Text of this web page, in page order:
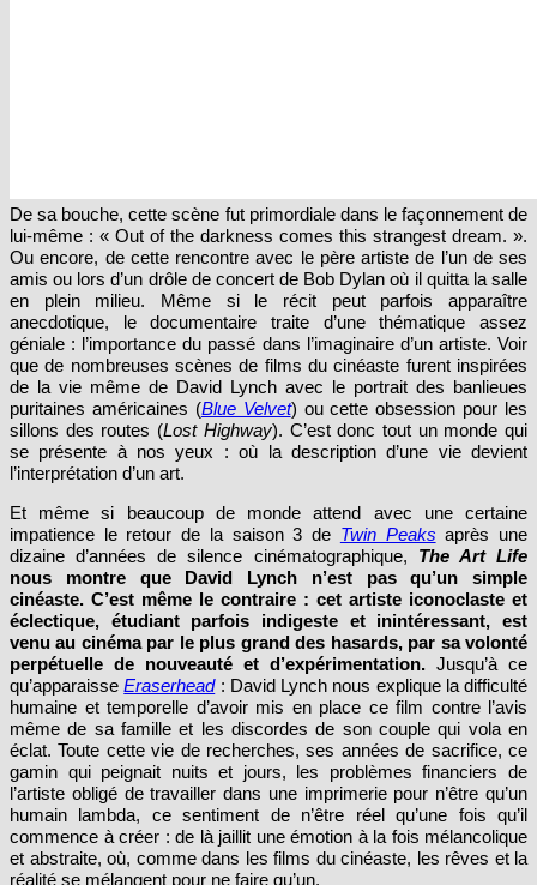
lui-même : « Out of the darkness comes this strangest dream. ».
Ou encore, de cette rencontre avec le père artiste de l’un de ses
amis ou lors d’un drôle de concert de Bob Dylan où il quitta la salle
en plein milieu. Même si le récit peut parfois apparaître
anecdotique, le documentaire traite d’une thématique assez
géniale : l’importance du passé dans l’imaginaire d’un artiste. Voir
que de nombreuses scènes de films du cinéaste furent inspirées
de la vie même de David Lynch avec le portrait des banlieues
puritaines américaines (Blue Velvet) ou cette obsession pour les
sillons des routes (Lost Highway). C’est donc tout un monde qui
se présente à nos yeux : où la description d’une vie devient
l’interprétation d’un art.
Et même si beaucoup de monde attend avec une certaine
impatience le retour de la saison 3 deTwin Peaksaprès une
dizaine d’années de silence cinématographique,The Art Life
nous montre que David Lynch n’est pas qu’un simple
cinéaste. C’est même le contraire : cet artiste iconoclaste et
éclectique, étudiant parfois indigeste et inintéressant, est
venu au cinéma par le plus grand des hasards, par sa volonté
perpétuelle de nouveauté et d’expérimentation.Jusqu’à ce
qu’apparaisseEraserhead: David Lynch nous explique la difficulté
humaine et temporelle d’avoir mis en place ce film contre l’avis
même de sa famille et les discordes de son couple qui vola en
éclat. Toute cette vie de recherches, ses années de sacrifice, ce
gamin qui peignait nuits et jours, les problèmes financiers de
l’artiste obligé de travailler dans une imprimerie pour n’être qu’un
humain lambda, ce sentiment de n’être réel qu’une fois qu’il
commence à créer : de là jaillit une émotion à la fois mélancolique
et abstraite, où, comme dans les films du cinéaste, les rêves et la
réalité se mélangent pour ne faire qu’un.